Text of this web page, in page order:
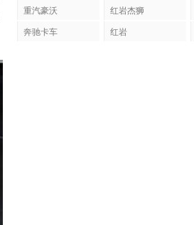
重汽豪沃
红岩杰狮
奔驰卡车
红岩